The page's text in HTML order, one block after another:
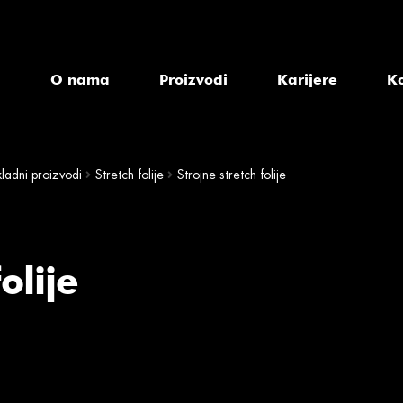
O nama Proizvodi Karijere
proizvodi Stretch folije Strojne stretch folije